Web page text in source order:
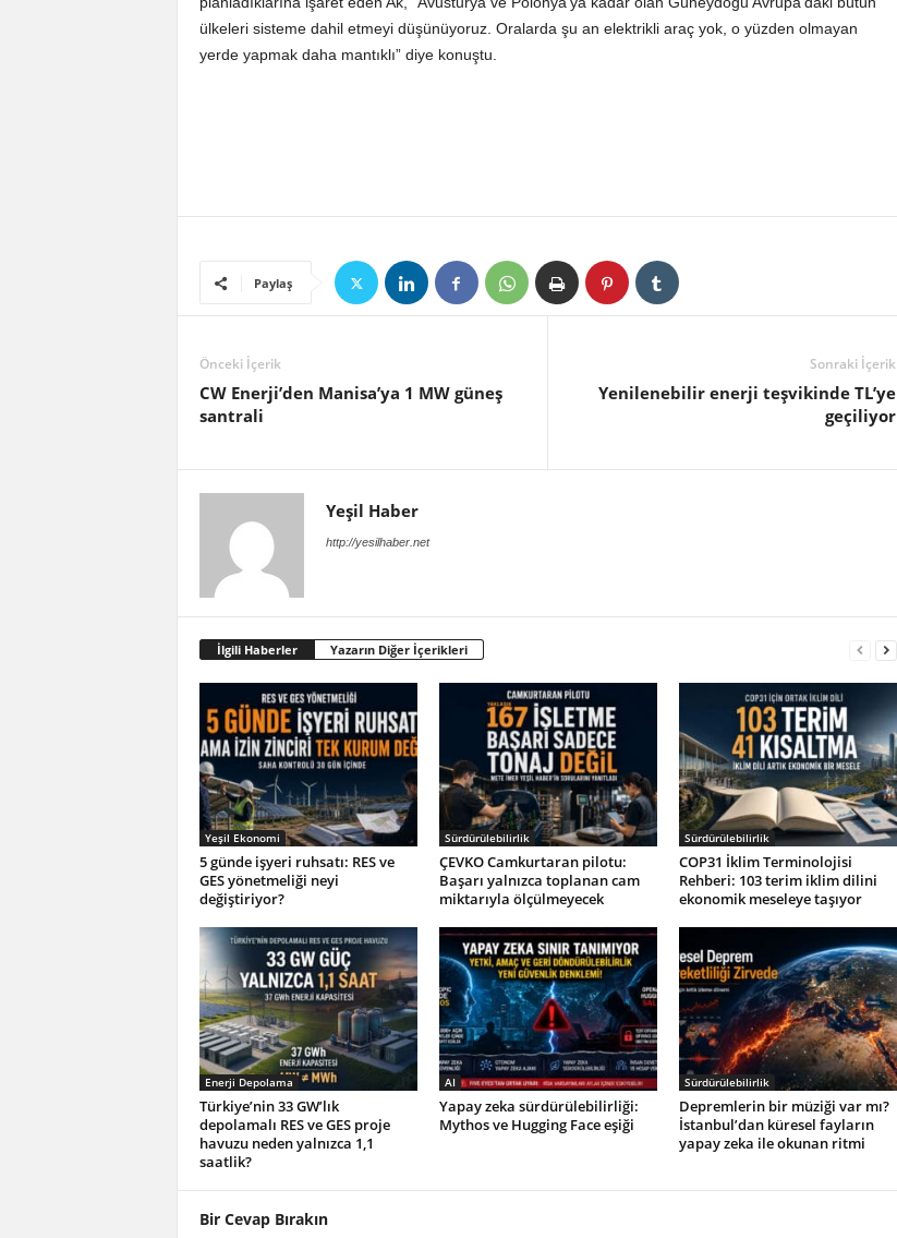
ülkeleri sisteme dahil etmeyi düşünüyoruz. Oralarda şu an elektrikli araç yok, o yüzden olmayan
yerde yapmak daha mantıklı” diye konuştu.
Paylaş
Önceki İçerik
CW Enerji’den Manisa’ya 1 MW güneş
santrali
Sonraki İçerik
Yenilenebilir enerji teşvikinde TL’ye
geçiliyor
Yeşil Haber
http://yesilhaber.net
İlgili Haberler Yazarın Diğer İçerikleri
Yeşil Ekonomi
5 günde işyeri ruhsatı: RES ve
GES yönetmeliği neyi
değiştiriyor?
Sürdürülebilirlik
ÇEVKO Camkurtaran pilotu:
Başarı yalnızca toplanan cam
miktarıyla ölçülmeyecek
Sürdürülebilirlik
COP31 İklim Terminolojisi
Rehberi: 103 terim iklim dilini
ekonomik meseleye taşıyor
Enerji Depolama
Türkiye’nin 33 GW’lık
depolamalı RES ve GES proje
havuzu neden yalnızca 1,1
saatlik?
AI
Yapay zeka sürdürülebilirliği:
Mythos ve Hugging Face eşiği
Sürdürülebilirlik
Depremlerin bir müziği var mı?
İstanbul’dan küresel fayların
yapay zeka ile okunan ritmi
Bir Cevap Bırakın